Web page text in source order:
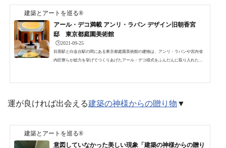
建築とアートを巡る®
アール・デコ満載 アンリ・ラパン デザイン旧朝香宮
邸 東京都庭園美術館
🕒️2021-09-25
目黒駅と白金台駅の間にある東京都庭園美術館の建物は、アンリ・ラパンや宮内省
内匠寮らが総力を挙げてつくりあげたアール・デコ様式をふんだんに取り入れた旧
ています。聖心女子大学正門（旧久邇宮邸門）は、1924...
運が良ければ出会える建築の神様からの贈り物 ▼
建築とアートを巡る®
意図していなかった美しい現象「建築の神様からの贈り